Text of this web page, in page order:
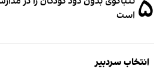
۵ است
انتخاب سردبیر